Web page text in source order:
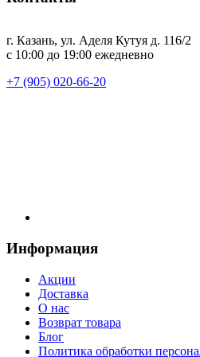
г. Казань, ул. Аделя Кутуя д. 116/2
с 10:00 до 19:00 ежедневно
+7 (905) 020-66-20
Информация
Акции
Доставка
О нас
Возврат товара
Блог
Политика обработки